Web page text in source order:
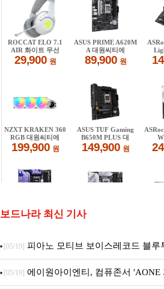
보드나라 최신 기사
[05/19] 피아노 모티브 보이스레코드 블루
출시
[05/19] 에이원아이엔티, 컴퓨존서 'AONE